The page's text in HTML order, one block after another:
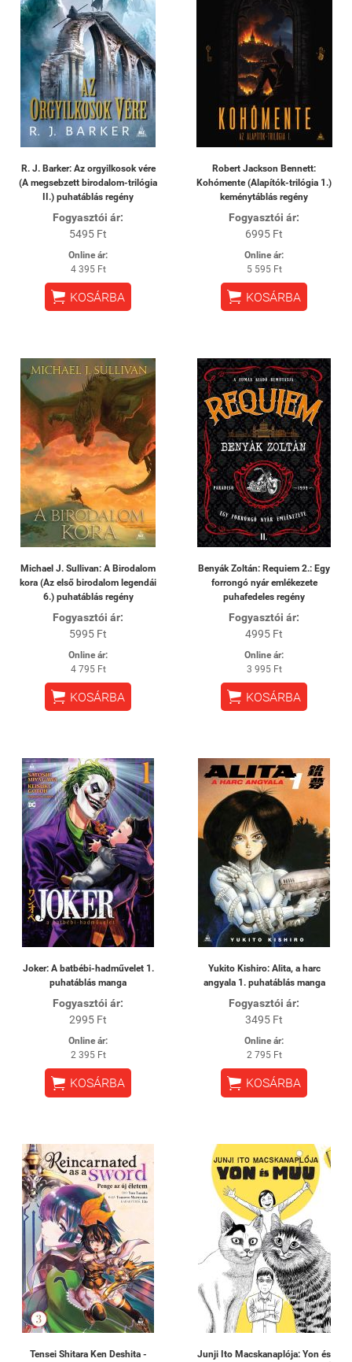
R. J. Barker: Az orgyilkosok vére
(A megsebzett birodalom-trilógia
II.) puhatáblás regény
Fogyasztói ár:
5495 Ft
Online ár:
4 395 Ft
 KOSÁRBA
Robert Jackson Bennett:
Kohómente (Alapítók-trilógia 1.)
keménytáblás regény
Fogyasztói ár:
6995 Ft
Online ár:
5 595 Ft
 KOSÁRBA
Michael J. Sullivan: A Birodalom
kora (Az első birodalom legendái
6.) puhatáblás regény
Fogyasztói ár:
5995 Ft
Online ár:
4 795 Ft
 KOSÁRBA
Benyák Zoltán: Requiem 2.: Egy
forrongó nyár emlékezete
puhafedeles regény
Fogyasztói ár:
4995 Ft
Online ár:
3 995 Ft
 KOSÁRBA
Joker: A batbébi-hadművelet 1.
puhatáblás manga
Fogyasztói ár:
2995 Ft
Online ár:
2 395 Ft
 KOSÁRBA
Yukito Kishiro: Alita, a harc
angyala 1. puhatáblás manga
Fogyasztói ár:
3495 Ft
Online ár:
2 795 Ft
 KOSÁRBA
Tensei Shitara Ken Deshita -
Junji Ito Macskanaplója: Yon és